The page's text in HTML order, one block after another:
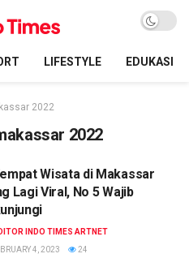
LIFESTYLE EDUKASI
2022
2022
Wisata di Makassar
Lagi Viral, No 5 Wajib
INDO TIMES ARTNET
4, 2023
24